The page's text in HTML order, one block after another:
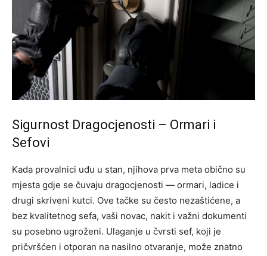
Sigurnost Dragocjenosti – Ormari i
Sefovi
Kada provalnici uđu u stan, njihova prva meta obično su
mjesta gdje se čuvaju dragocjenosti — ormari, ladice i
drugi skriveni kutci. Ove tačke su često nezaštićene, a
bez kvalitetnog sefa, vaši novac, nakit i važni dokumenti
su posebno ugroženi. Ulaganje u čvrsti sef, koji je
pričvršćen i otporan na nasilno otvaranje, može znatno